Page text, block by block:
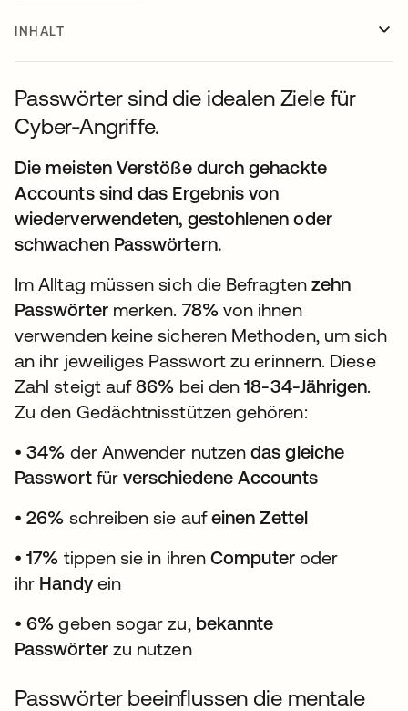
INHALT
Passwörter sind die idealen Ziele für
Cyber-Angriffe.
Die meisten Verstöße durch gehackte
Accounts sind das Ergebnis von
wiederverwendeten, gestohlenen oder
schwachen Passwörtern.
Im Alltag müssen sich die Befragten zehn
Passwörtermerken. 78%von ihnen
verwenden keine sicheren Methoden, um sich
an ihr jeweiliges Passwort zu erinnern. Diese
Zahl steigt auf86% bei den18-34-Jährigen.
Zu den Gedächtnisstützen gehören:
•34% der Anwender nutzendas gleiche
Passwortfürverschiedene Accounts
•26% schreiben sie aufeinen Zettel
•17% tippen sie in ihrenComputeroder
ihr Handyein
•6% geben sogar zu, bekannte
Passwörterzu nutzen
Passwörter beeinflussen die mentale